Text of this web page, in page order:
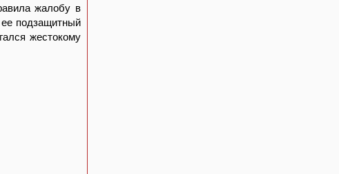
жалобу в
ее подзащитный
жестокому